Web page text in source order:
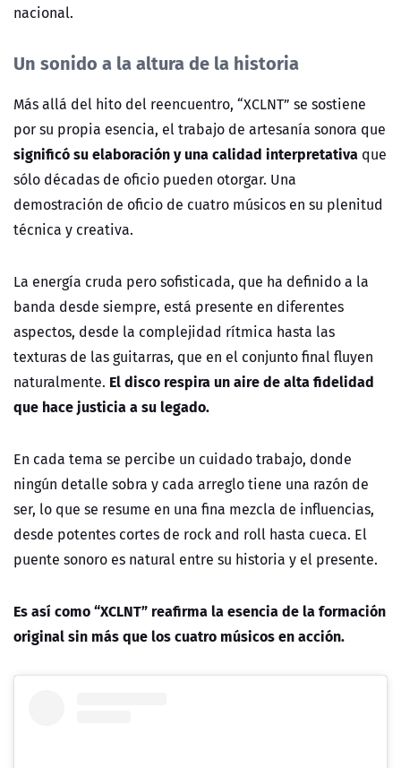
nacional.
Un sonido a la altura de la historia
Más allá del hito del reencuentro, “XCLNT” se sostiene
por su propia esencia, el trabajo de artesanía sonora que
significó su elaboración y una calidad interpretativa que
sólo décadas de oficio pueden otorgar. Una
demostración de oficio de cuatro músicos en su plenitud
técnica y creativa.
La energía cruda pero sofisticada, que ha definido a la
banda desde siempre, está presente en diferentes
aspectos, desde la complejidad rítmica hasta las
texturas de las guitarras, que en el conjunto final fluyen
naturalmente. El disco respira un aire de alta fidelidad
que hace justicia a su legado.
En cada tema se percibe un cuidado trabajo, donde
ningún detalle sobra y cada arreglo tiene una razón de
ser, lo que se resume en una fina mezcla de influencias,
desde potentes cortes de rock and roll hasta cueca. El
puente sonoro es natural entre su historia y el presente.
Es así como “XCLNT” reafirma la esencia de la formación
original sin más que los cuatro músicos en acción.